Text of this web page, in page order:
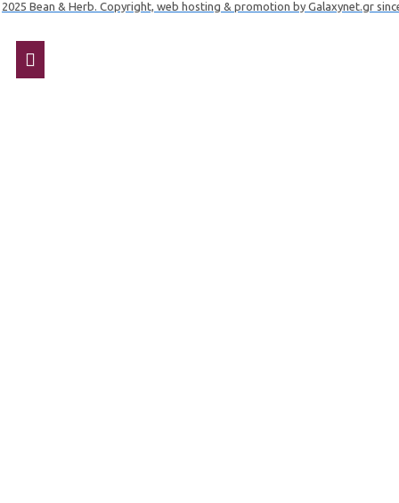
2025 Bean & Herb. Copyright, web hosting & promotion by Galaxynet.gr